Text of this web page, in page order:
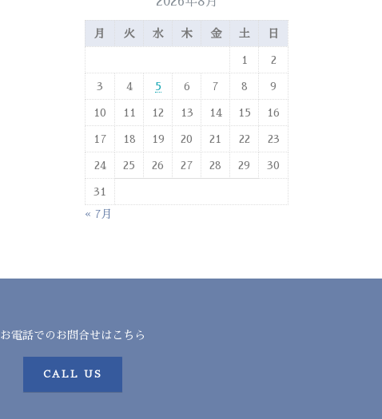
月 火 水 木 金 土 日
1 2
3 4 5 6 7 8 9
10 11 12 13 14 15 16
17 18 19 20 21 22 23
24 25 26 27 28 29 30
31
« 7月
お電話でのお問合せはこちら
CALL US